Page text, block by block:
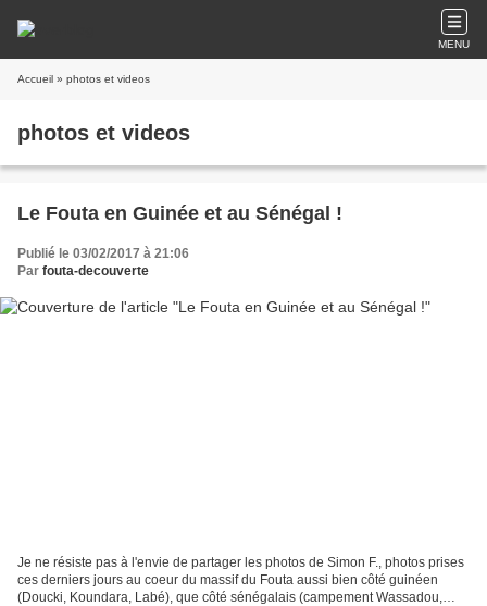
MENU
Accueil » photos et videos
photos et videos
Le Fouta en Guinée et au Sénégal !
Publié le 03/02/2017 à 21:06
Par fouta-decouverte
Je ne résiste pas à l'envie de partager les photos de Simon F., photos prises
ces derniers jours au coeur du massif du Fouta aussi bien côté guinéen
(Doucki, Koundara, Labé), que côté sénégalais (campement Wassadou,